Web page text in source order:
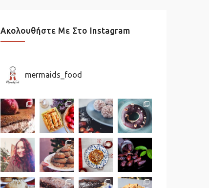
Ακολουθήστε Με Στο Instagram
mermaids_food